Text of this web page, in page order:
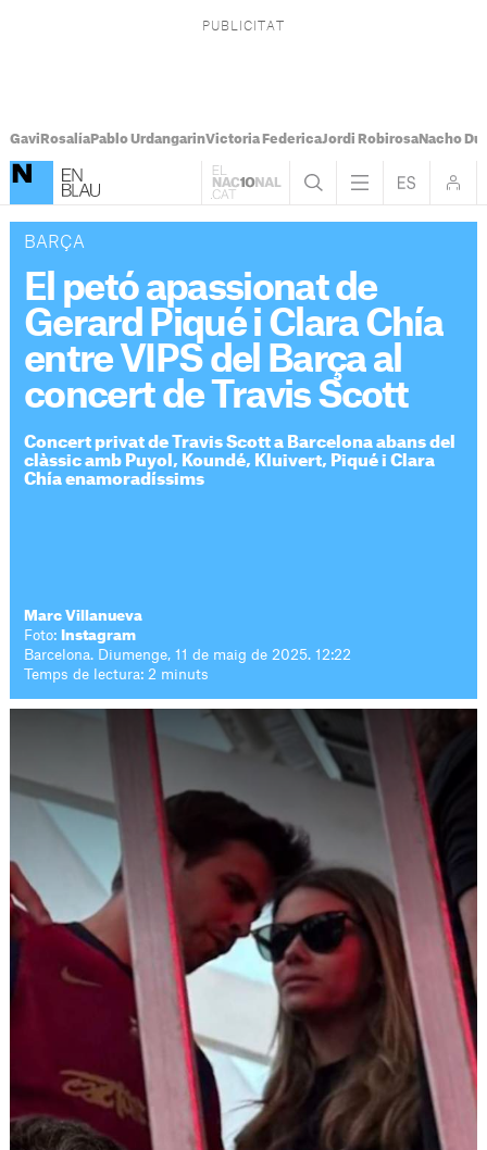
Gavi RosalíaPablo UrdangarinVictoria FedericaJordi RobirosaNacho
BARÇA
El petó apassionat de
Gerard Piqué i Clara Chía
entre VIPS del Barça al
concert de Travis Scott
Concert privat de Travis Scott a Barcelona abans del
clàssic amb Puyol, Koundé, Kluivert, Piqué i Clara
Chía enamoradíssims
Marc Villanueva
Foto:
Instagram
Barcelona. Diumenge, 11 de maig de 2025. 12:22
Temps de lectura: 2 minuts